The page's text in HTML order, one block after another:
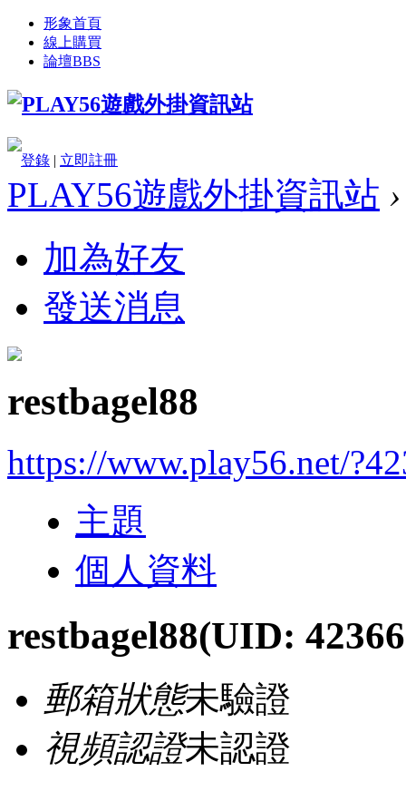
形象首頁
線上購買
論壇BBS
登錄 | 立即註冊
PLAY56遊戲外掛資訊站 ›
加為好友
發送消息
restbagel88
https://www.play56.net/
主題
個人資料
restbagel88(UID:
郵箱狀態未驗證
視頻認證未認證